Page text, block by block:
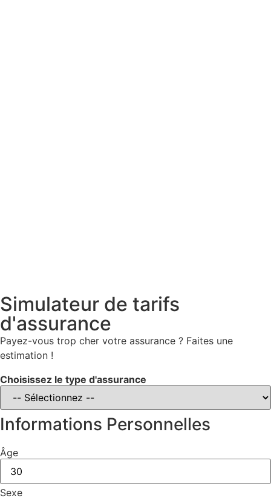
Simulateur de tarifs
d'assurance
Payez-vous trop cher votre assurance ? Faites une
estimation !
Choisissez le type d'assurance
Informations Personnelles
Âge
Sexe